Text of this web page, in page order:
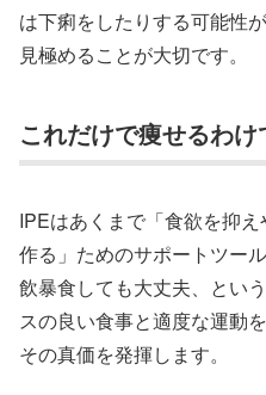
は下痢をしたりする可能性
見極めることが大切です。
これだけで痩せるわ
IPEはあくまで「食欲を抑
作る」ためのサポートツー
飲暴食しても大丈夫、とい
スの良い食事と適度な運動
その真価を発揮します。